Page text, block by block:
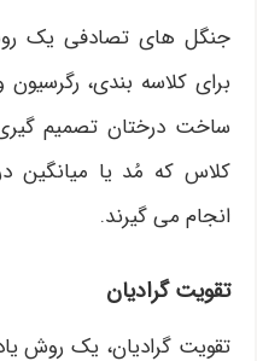
جنگل های تصادفی یک
برای کلاسه بندی،
ساخت درختان تصمیم
کلاس که مُد یا میانگین
انجام می گیرند.
تقویت گرادیان
تقویت گرادیان، یک روش